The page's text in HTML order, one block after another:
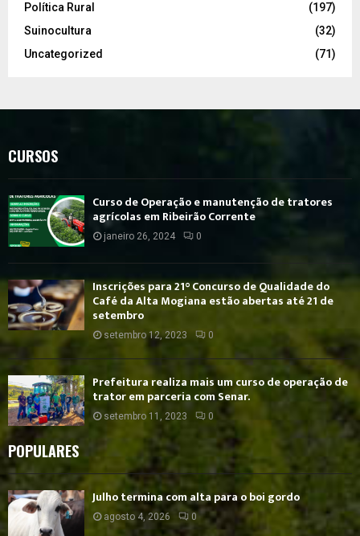
Política Rural
(197)
Suinocultura
(32)
Uncategorized
(71)
CURSOS
Curso de Operação e manutenção de tratores
agrícolas em Ribeirão Corrente
janeiro 26, 2024 0
Inscrições para 21° Concurso de Qualidade do
Café da Alta Mogiana estão abertas até 21 de
setembro
setembro 12, 2023 0
Prefeitura realiza mais um curso de operação de
trator em parceria com Senar.
setembro 11, 2023 0
POPULARES
Julho termina com alta para o boi gordo
agosto 4, 2026 0